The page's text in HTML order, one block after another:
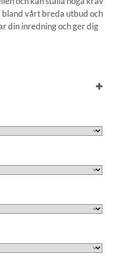
bland vårt breda utbud och
din inredning och ger dig